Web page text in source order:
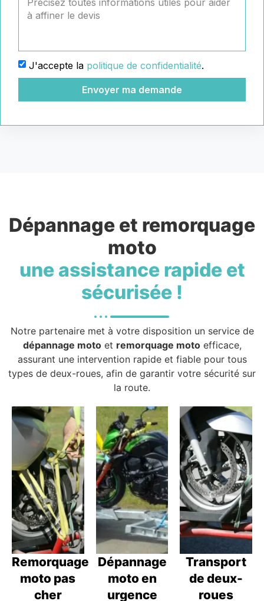
J'accepte la politique de confidentialité.
Envoyer ma demande
Dépannage et remorquage
moto
une assistance rapide et
sécurisée !
Notre partenaire met à votre disposition un service de
dépannage motoet remorquage motoefficace,
assurant une intervention rapide et fiable pour tous
types de deux-roues, afin de garantir votre sécurité sur
la route.
Remorquage
moto pas
cher
Dépannage
moto en
urgence
Transport
de deux-
roues